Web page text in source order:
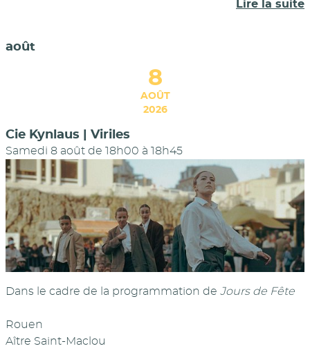
Lire la suite
août
8
AOÛT
2026
Cie Kynlaus | Viriles
Samedi 8 août de 18h00 à 18h45
Dans le cadre de la programmation de Jours de Fête
Rouen
Aître Saint-Maclou